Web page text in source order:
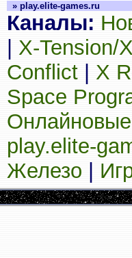
» play.elite-games.ru
Каналы:
X-Tension/
Conflict
X
Space
play.elite-
Железо